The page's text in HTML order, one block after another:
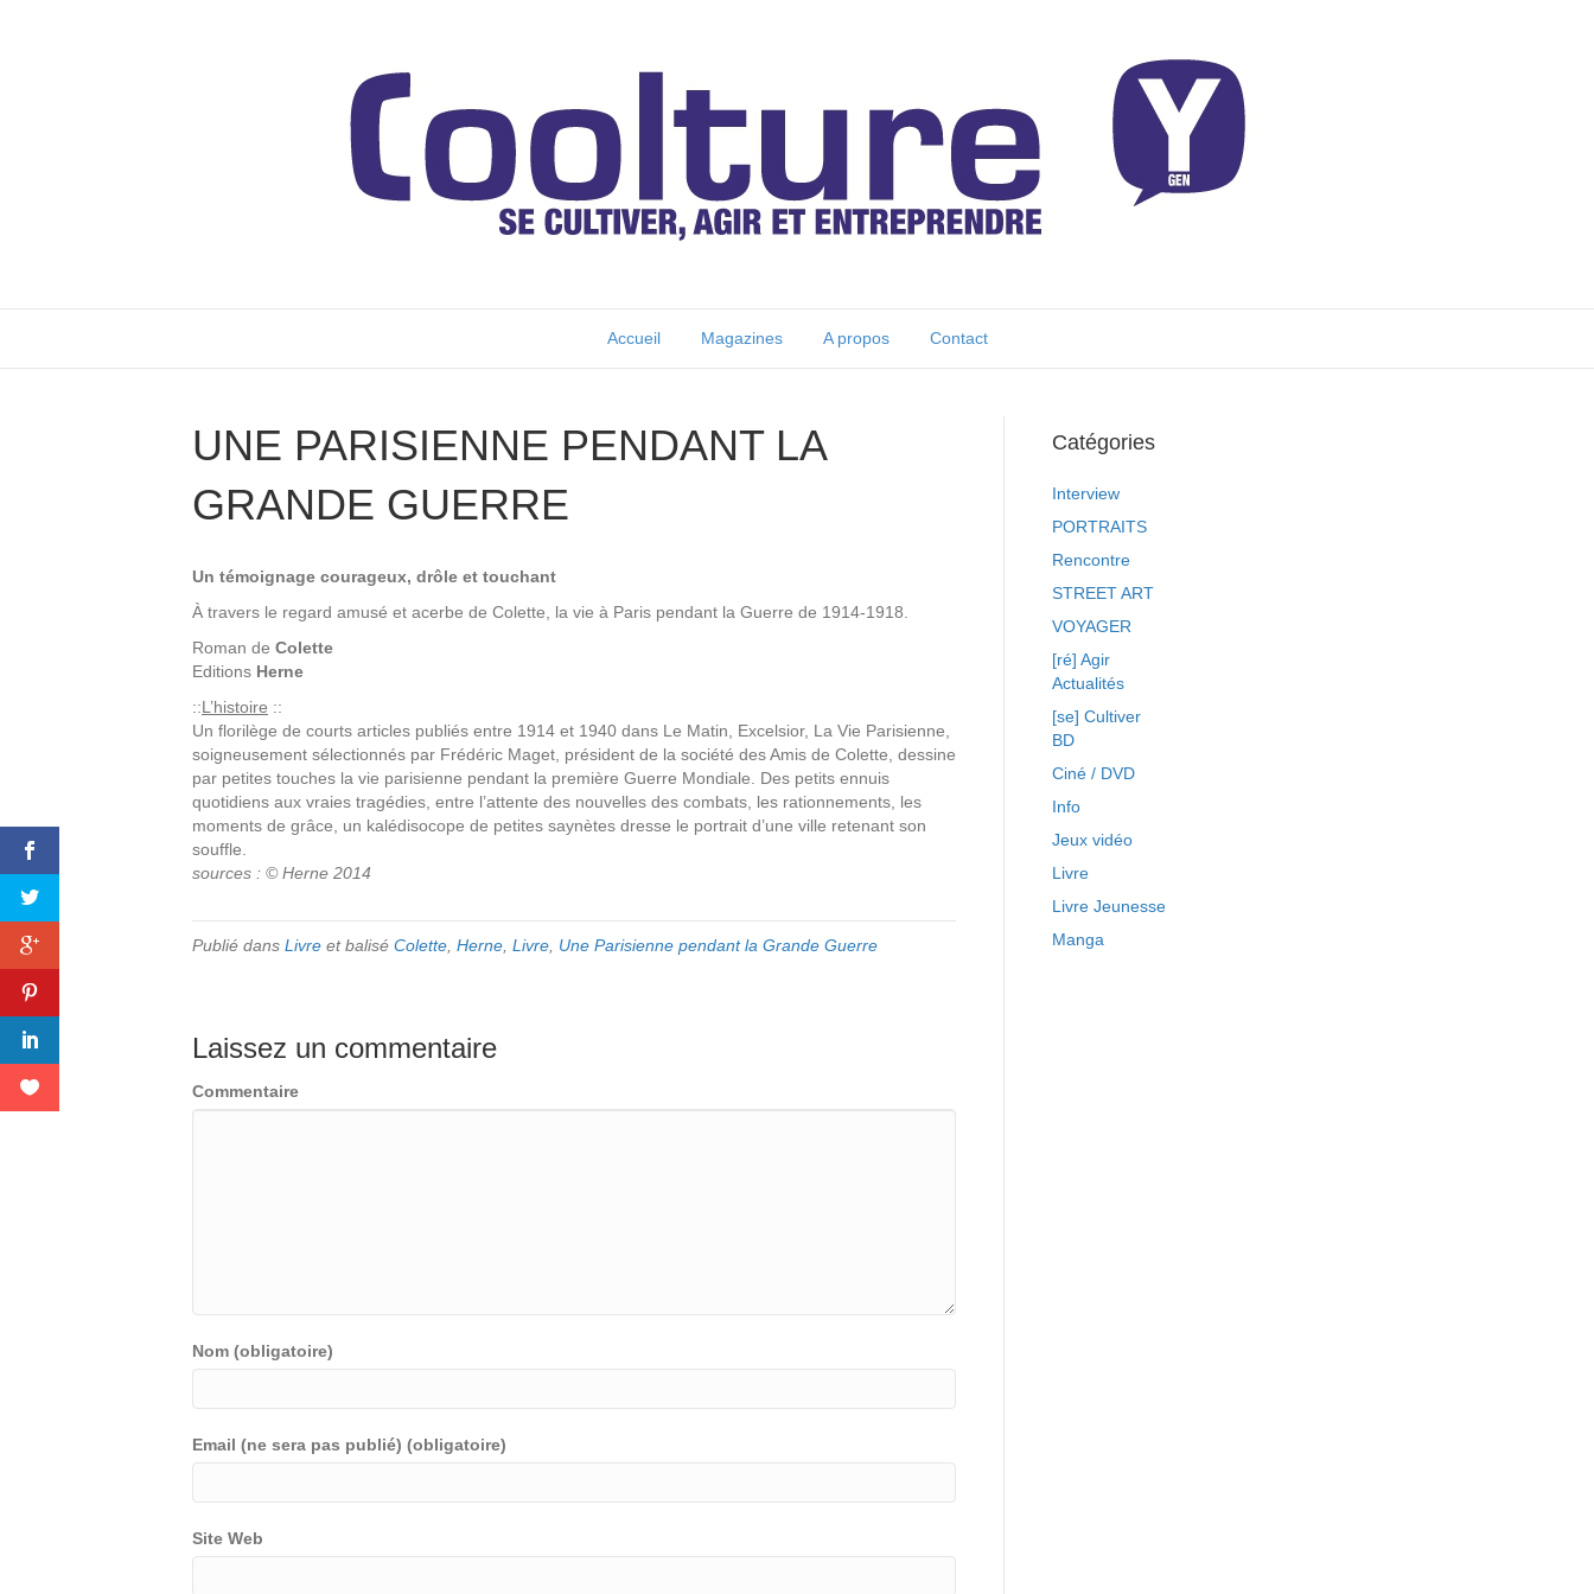
Accueil Magazines A propos Contact
UNE PARISIENNE PENDANT LA
GRANDE GUERRE
Un témoignage courageux, drôle et touchant
À travers le regard amusé et acerbe de Colette, la vie à Paris pendant la Guerre de 1914-1918.
Roman de Colette
Editions Herne
::L’histoire ::
Un florilège de courts articles publiés entre 1914 et 1940 dans Le Matin, Excelsior, La Vie Parisienne,
soigneusement sélectionnés par Frédéric Maget, président de la société des Amis de Colette, dessine
par petites touches la vie parisienne pendant la première Guerre Mondiale. Des petits ennuis
quotidiens aux vraies tragédies, entre l’attente des nouvelles des combats, les rationnements, les
moments de grâce, un kalédisocope de petites saynètes dresse le portrait d’une ville retenant son
souffle.
sources : © Herne 2014
Publié dans Livre et balisé Colette Herne Livre Une Parisienne pendant la Grande Guerre
Laissez un commentaire
Commentaire
Nom (obligatoire)
Email (ne sera pas publié) (obligatoire)
Site Web
Catégories
Interview
PORTRAITS
Rencontre
STREET ART
VOYAGER
[ré] Agir
Actualités
[se] Cultiver
BD
Ciné / DVD
Info
Jeux vidéo
Livre
Livre Jeunesse
Manga